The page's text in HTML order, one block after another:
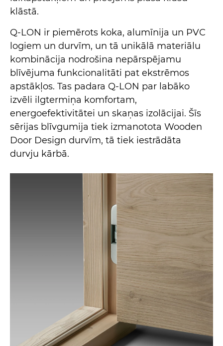
klāstā.
Q-LON ir piemērots koka, alumīnija un PVC
logiem un durvīm, un tā unikālā materiālu
kombinācija nodrošina nepārspējamu
blīvējuma funkcionalitāti pat ekstrēmos
apstākļos. Tas padara Q-LON par labāko
izvēli ilgtermiņa komfortam,
energoefektivitātei un skaņas izolācijai. Šīs
sērijas blīvgumija tiek izmanotota Wooden
Door Design durvīm, tā tiek iestrādāta
durvju kārbā.